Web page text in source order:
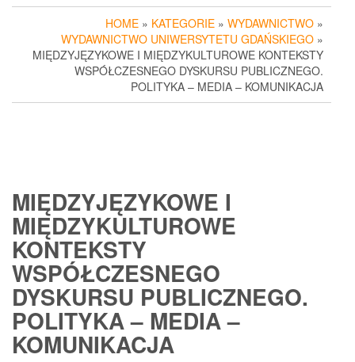
HOME » KATEGORIE » WYDAWNICTWO »
WYDAWNICTWO UNIWERSYTETU GDAŃSKIEGO »
MIĘDZYJĘZYKOWE I MIĘDZYKULTUROWE KONTEKSTY
WSPÓŁCZESNEGO DYSKURSU PUBLICZNEGO.
POLITYKA – MEDIA – KOMUNIKACJA
MIĘDZYJĘZYKOWE I
MIĘDZYKULTUROWE
KONTEKSTY
WSPÓŁCZESNEGO
DYSKURSU PUBLICZNEGO.
POLITYKA – MEDIA –
KOMUNIKACJA